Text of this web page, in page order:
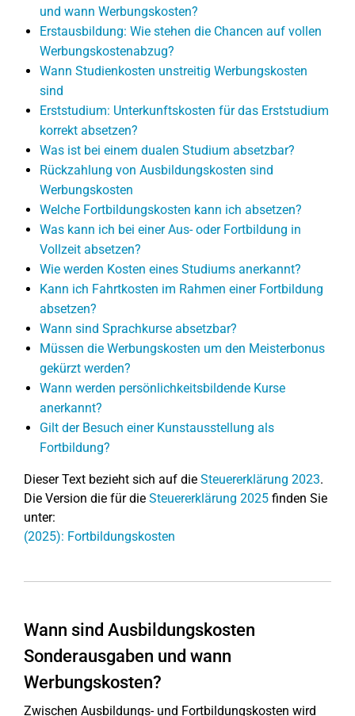
und wann Werbungskosten?
Erstausbildung: Wie stehen die Chancen auf vollen
Werbungskostenabzug?
Wann Studienkosten unstreitig Werbungskosten
sind
Erststudium: Unterkunftskosten für das Erststudium
korrekt absetzen?
Was ist bei einem dualen Studium absetzbar?
Rückzahlung von Ausbildungskosten sind
Werbungskosten
Welche Fortbildungskosten kann ich absetzen?
Was kann ich bei einer Aus- oder Fortbildung in
Vollzeit absetzen?
Wie werden Kosten eines Studiums anerkannt?
Kann ich Fahrtkosten im Rahmen einer Fortbildung
absetzen?
Wann sind Sprachkurse absetzbar?
Müssen die Werbungskosten um den Meisterbonus
gekürzt werden?
Wann werden persönlichkeitsbildende Kurse
anerkannt?
Gilt der Besuch einer Kunstausstellung als
Fortbildung?
Dieser Text bezieht sich auf die Steuererklärung 2023.
Die Version die für die Steuererklärung 2025 finden Sie
unter:
(2025): Fortbildungskosten
Wann sind Ausbildungskosten
Sonderausgaben und wann
Werbungskosten?
Zwischen Ausbildungs- und Fortbildungskosten wird